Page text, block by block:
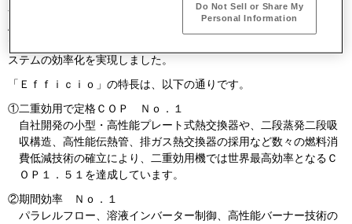
今回発売する「Ｅｆｆｉｃｉｏ」は、前身となる「Ｓｉｇｍａ
Ace（シグマエース）」の優れた性能をさらに進化させ、二重効用
ステムの効率化を実現しました。
「Ｅｆｆｉｃｉｏ」の特長は、以下の通りです。
①二重効用で定格ＣＯＰ Ｎｏ．１
自社開発の小型・高性能プレート式熱交換器や、二段蒸発二段吸
収構造、高性能伝熱管、排ガス熱交換器の採用など数々の燃料消
費低減技術の確立により、二重効用機では世界最高効率となるＣ
ＯＰ１．５１を達成しています。
②期間効率 Ｎｏ．１
パラレルフロー、溶液インバーター制御、高性能バーナー技術の
Do Not Sell or Share My
Personal Information